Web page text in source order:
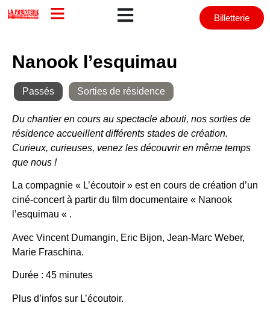
Billetterie
Nanook l’esquimau
Passés Sorties de résidence
Du chantier en cours au spectacle abouti, nos sorties de
résidence accueillent différents stades de création.
Curieux, curieuses, venez les découvrir en même temps
que nous !
La compagnie « L’écoutoir » est en cours de création d’un
ciné-concert à partir du film documentaire « Nanook
l’esquimau « .
Avec Vincent Dumangin, Eric Bijon, Jean-Marc Weber,
Marie Fraschina.
Durée : 45 minutes
Plus d’infos sur L’écoutoir.